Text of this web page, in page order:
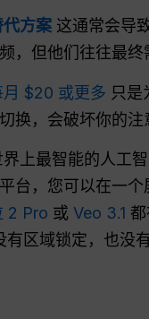
方案 这通常会导
，但他们往往最
月 $20 或更多 只是
换，会破坏你的
上最智能的人工
台，您可以在一
2 Pro 或 Veo 3.1
区域锁定，也没